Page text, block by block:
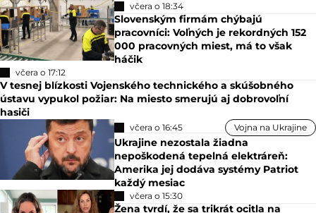
včera o 18:34
Slovenským firmám chýbajú
pracovníci: Voľných je rekordných 152
000 pracovných miest, má to však
háčik
včera o 17:12
V tesnej blízkosti Vojenského technického a skúšobného
ústavu vypukol požiar: Na miesto smerujú aj dobrovoľní
hasiči
včera o 16:45 Vojna na Ukrajine
Ukrajine nezostala žiadna
nepoškodená tepelná elektráreň:
Amerika jej dodáva systémy Patriot
každý mesiac
včera o 15:30
Žena tvrdí, že sa trikrát ocitla na